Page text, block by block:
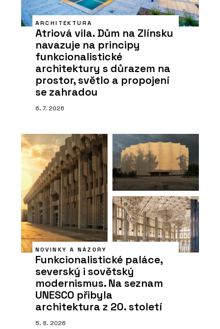
ARCHITEKTURA
Atriová vila. Dům na Zlínsku
navazuje na principy
funkcionalistické
architektury s důrazem na
prostor, světlo a propojení
se zahradou
6. 7. 2026
NOVINKY A NÁZORY
Funkcionalistické paláce,
severský i sovětský
modernismus. Na seznam
UNESCO přibyla
architektura z 20. století
5. 8. 2026